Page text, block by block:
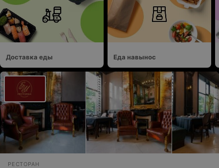
Доставка еды Еда навынос
РЕСТОРАН